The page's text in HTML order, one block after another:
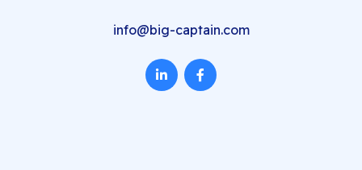
info@big-captain.com